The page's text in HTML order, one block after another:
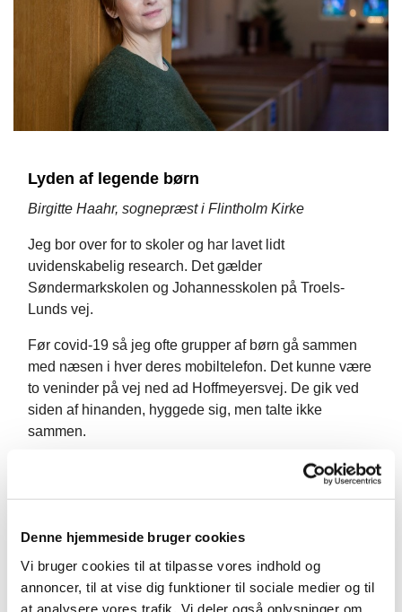
Denne hjemmeside bruger cookies
Vi bruger cookies til at tilpasse vores indhold og
annoncer, til at vise dig funktioner til sociale medier og til
at analysere vores trafik. Vi deler også oplysninger om
Lyden af legende børn
Birgitte Haahr, sognepræst i Flintholm Kirke
Jeg bor over for to skoler og har lavet lidt
uvidenskabelig research. Det gælder
Søndermarkskolen og Johannesskolen på Troels-
Lunds vej.
Før covid-19 så jeg ofte grupper af børn gå sammen
med næsen i hver deres mobiltelefon. Det kunne være
to veninder på vej ned ad Hoffmeyersvej. De gik ved
siden af hinanden, hyggede sig, men talte ikke
sammen.
I min erindring husker jeg frikvarterer før covid-19 som
en hyggelig summen, en lyd af legende børn. Måske
dumpede en fodbold over hækken. Det skete ikke så
Så kom nedlukning og nedlukning igen. Jeg tog mig i